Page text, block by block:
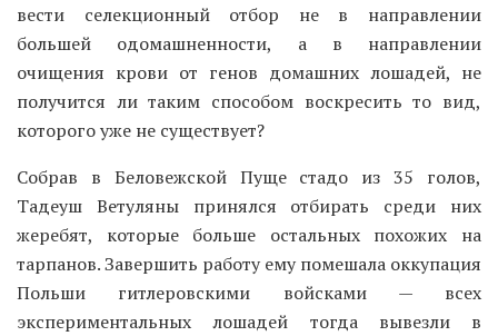
вести селекционный отбор не в направлении
большей одомашненности, а в направлении
очищения крови от генов домашних лошадей, не
получится ли таким способом воскресить то вид,
которого уже не существует?
Собрав в Беловежской Пуще стадо из 35 голов,
Тадеуш Ветуляны принялся отбирать среди них
жеребят, которые больше остальных похожих на
тарпанов. Завершить работу ему помешала оккупация
Польши гитлеровскими войсками — всех
экспериментальных лошадей тогда вывезли в